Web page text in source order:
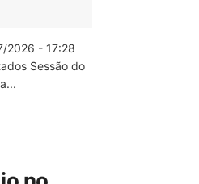
2026 - 17:28
Sessão do